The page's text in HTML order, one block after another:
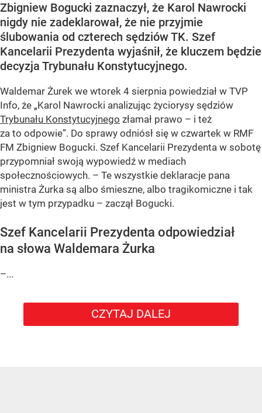
Zbigniew Bogucki zaznaczył, że Karol Nawrocki
nigdy nie zadeklarował, że nie przyjmie
ślubowania od czterech sędziów TK. Szef
Kancelarii Prezydenta wyjaśnił, że kluczem będzie
decyzja Trybunału Konstytucyjnego.
Waldemar Żurek we wtorek 4 sierpnia powiedział w TVP
Info, że „Karol Nawrocki analizując życiorysy sędziów
Trybunału Konstytucyjnego złamał prawo – i też
za to odpowie”. Do sprawy odniósł się w czwartek w RMF
FM Zbigniew Bogucki. Szef Kancelarii Prezydenta w sobotę
przypomniał swoją wypowiedź w mediach
społecznościowych. – Te wszystkie deklaracje pana
ministra Żurka są albo śmieszne, albo tragikomiczne i tak
jest w tym przypadku – zaczął Bogucki.
Szef Kancelarii Prezydenta odpowiedział
na słowa Waldemara Żurka
–...
CZYTAJ DALEJ